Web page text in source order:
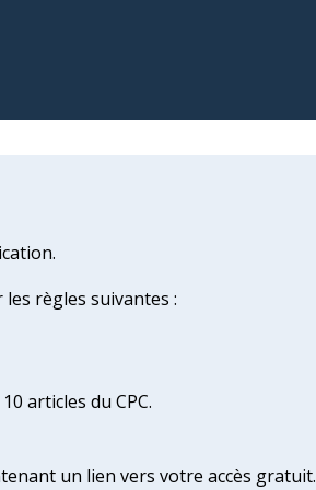
règles suivantes :
articles du CPC.
un lien vers votre accès gratuit.